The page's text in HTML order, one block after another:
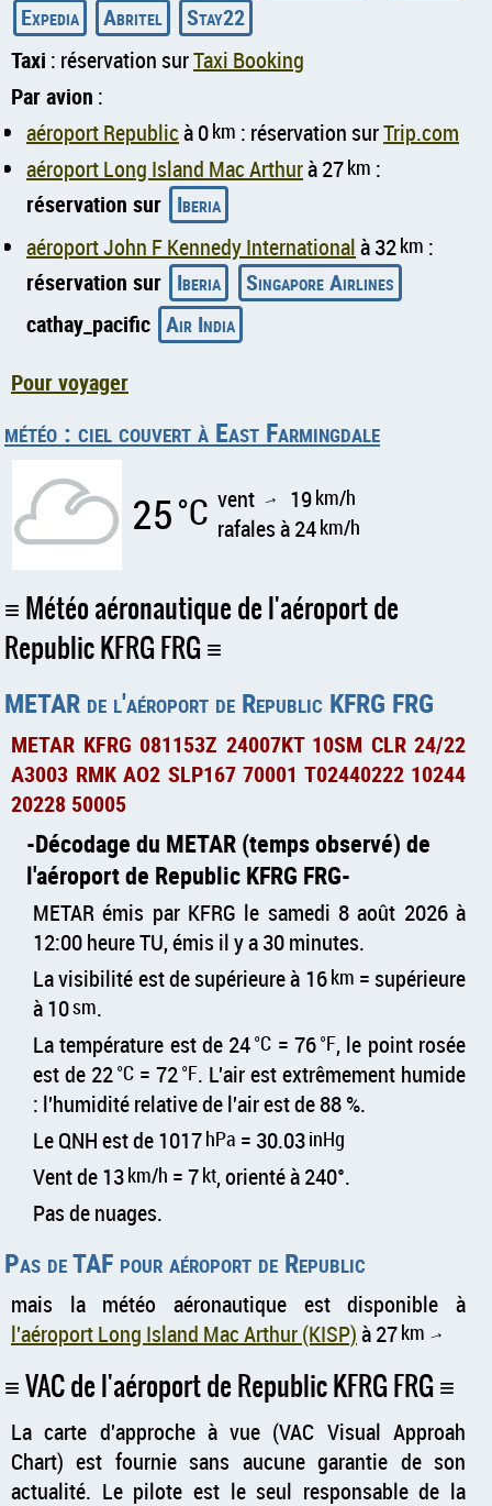
Expedia
Abritel
Stay22
Taxi : réservation surTaxi Booking
Par avion :
aéroport Republicà 0km : réservation surTrip.com
aéroport Long Island Mac Arthurà 27km :
réservation sur Iberia
aéroport John F Kennedy Internationalà 32km :
réservation sur Iberia
Singapore Airlines
cathay_pacific Air India
Pour voyager
météo : ciel couvert à East Farmingdale
25°C vent ↑ 19km/h
rafales à 24km/h
Météo aéronautique de l'aéroport de
Republic KFRG FRG
METAR de l'aéroport de Republic KFRG FRG
METAR KFRG 081153Z 24007KT 10SM CLR 24/22
A3003 RMK AO2 SLP167 70001 T02440222 10244
20228 50005
Décodage du METAR (temps observé) de
l'aéroport de Republic KFRG FRG
METAR émis par KFRG le samedi 8 août 2026 à
12:00 heure TU, émis il y a 30 minutes.
La visibilité est de supérieure à 16km = supérieure
à 10sm.
La température est de 24°C = 76°F, le point rosée
est de 22°C = 72°F. L'air est extrêmement humide
: l'humidité relative de l'air est de 88 %.
Le QNH est de 1017hPa = 30.03inHg
Vent de 13km/h = 7kt, orienté à 240°.
Pas de nuages.
Pas de TAF pour aéroport de Republic
mais la météo aéronautique est disponible à
l'aéroport Long Island Mac Arthur (KISP)à 27km ↑
VAC de l'aéroport de Republic KFRG FRG
La carte d'approche à vue (VAC Visual Approah
Chart) est fournie sans aucune garantie de son
actualité. Le pilote est le seul responsable de la